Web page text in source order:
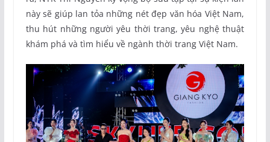
này sẽ giúp lan tỏa những nét đẹp văn hóa Việt Nam,
thu hút những người yêu thời trang, yêu nghệ thuật
khám phá và tìm hiểu về ngành thời trang Việt Nam.